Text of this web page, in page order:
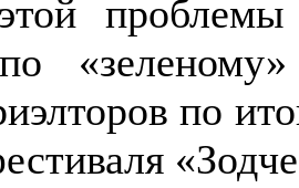
проблемы
по